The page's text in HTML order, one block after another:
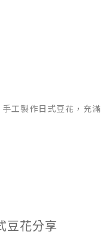
工製作日式豆花，充滿
豆花分享